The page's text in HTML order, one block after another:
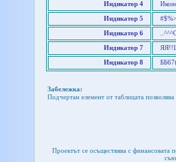
Индикатор 4
Индикатор 5
Индикатор 6
Индикатор 7
Индикатор 8
Забележка:
Подчертан елемент от таблицата
Проектът се осъществява с финансовата